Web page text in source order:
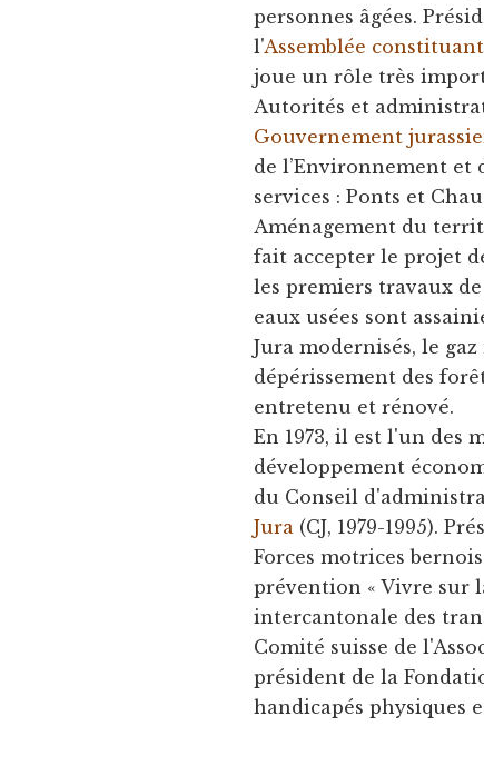
personnes âgées.
l'Assemblée
joue un rôle très
Autorités et
Gouvernement
de l’Environnement et
services : Ponts et
Aménagement du
fait accepter le projet
les premiers travaux
eaux usées sont
Jura modernisés, le
dépérissement des
entretenu et rénové.
En 1973, il est l'un des
développement
du Conseil
Jura (CJ, 1979-1995).
Forces motrices
prévention « Vivre sur
intercantonale des
Comité suisse de
président de la
handicapés physiques